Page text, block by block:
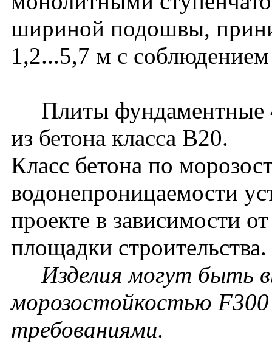
шириной подошвы,
1,2...5,7 м с
Плиты фундаментные
из бетона класса В20.
Класс бетона по
водонепроницаемости
проекте в зависимости
площадки строительства.
Изделия могут быть
морозостойкостью
требованиями.